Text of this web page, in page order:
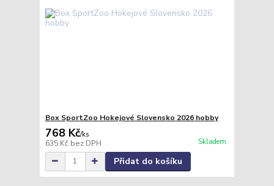
Box SportZoo Hokejové Slovensko 2026 hobby
768 Kč/ks
635 Kč bez DPH Skladem
Přidat do košíku